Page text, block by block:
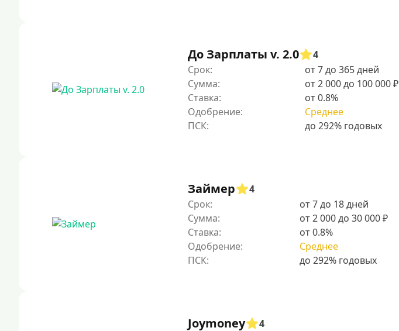
До Зарплаты v. 2.0
4
Срок:
от 7 до 365 дней
Сумма:
от 2 000 до 100 000 ₽
Ставка:
от 0.8%
Одобрение:
Среднее
Займер
4
Срок:
от 7 до 18 дней
Сумма:
от 2 000 до 30 000 ₽
Ставка:
от 0.8%
Одобрение:
Среднее
Joymoney
4